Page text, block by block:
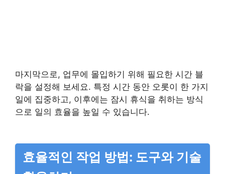
마지막으로, 업무에 몰입하기 위해 필요한 시간 블
락을 설정해 보세요. 특정 시간 동안 오롯이 한 가지
일에 집중하고, 이후에는 잠시 휴식을 취하는 방식
으로 일의 효율을 높일 수 있습니다.
효율적인 작업 방법: 도구와 기술